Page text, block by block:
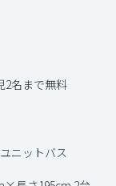
2名まで無料
ニットバス